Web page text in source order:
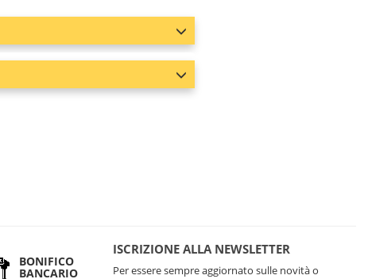
6198 pz
BONIFICO
BANCARIO
ISCRIZIONE ALLA NEWSLETTER
Per essere sempre aggiornato sulle novità o